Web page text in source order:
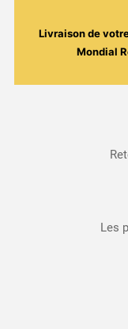
Livraison de
Mondial
Les